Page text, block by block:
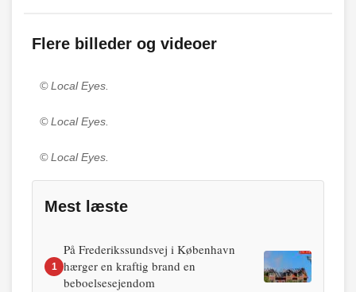
Flere billeder og videoer
© Local Eyes.
© Local Eyes.
© Local Eyes.
Mest læste
1
På Frederikssundsvej i København
hærger en kraftig brand en
beboelsesejendom